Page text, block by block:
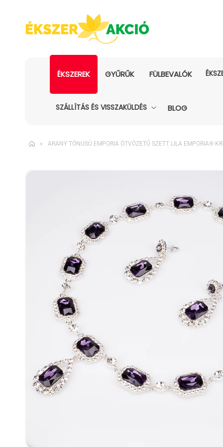
ÉKSZEREK GYŰRŰK FÜLBEVALÓK
SZÁLLÍTÁS ÉS VISSZAKÜLDÉS BLOG
› ARANY TÓNUSÚ EMPORIA ÖTVÖZETŰ SZETT LILA EMPORIA®
KIHAGYÁS, ÉS